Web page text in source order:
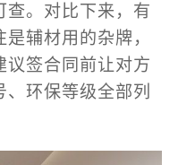
查。对比下来，有
辅材用的杂牌，
议签合同前让对方
环保等级全部列